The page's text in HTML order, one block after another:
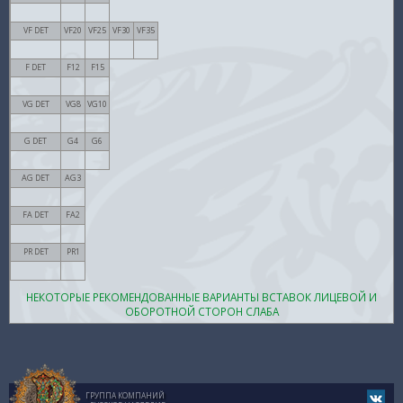
Провенанс
VF DET VF20 VF25 VF30 VF35
F DET F12 F15
VG DET VG8 VG10
G DET G4 G6
AG DET AG3
FA DET FA2
PR DET PR1
НЕКОТОРЫЕ РЕКОМЕНДОВАННЫЕ ВАРИАНТЫ ВСТАВОК ЛИЦЕВОЙ И
ОБОРОТНОЙ СТОРОН СЛАБА
ГРУППА КОМПАНИЙ